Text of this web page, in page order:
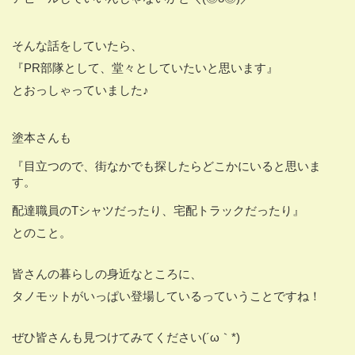
そんな話をしていたら、
『PR部隊として、堂々としていたいと思います』
とおっしゃっていました♪
塗本さんも
『目立つので、街なかでも探したらどこかにいると思いま
す。
配達職員のTシャツだったり、宅配トラックだったり』
とのこと。
皆さんの暮らしの身近なところに、
タノモットがいっぱい登場しているっていうことですね！
ぜひ皆さんも見つけてみてください(´ω｀*)